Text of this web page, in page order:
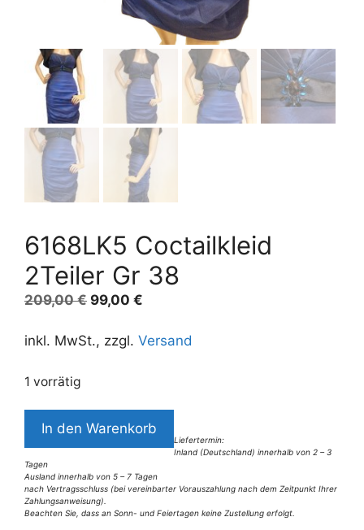
6168LK5 Coctailkleid
2Teiler Gr 38
209,00€ Ursprünglicher
war:
99,00 €
ist:
inkl. MwSt., zzgl. Versand
1 vorrätig
6168LK5
Coctailkleid
2Teiler
Gr
38
Menge
In den Warenkorb
Liefertermin:
Inland (Deutschland) innerhalb von 2 – 3
Tagen
Ausland innerhalb von 5 – 7 Tagen
nach Vertragsschluss (bei vereinbarter Vorauszahlung nach dem Zeitpunkt Ihrer
Zahlungsanweisung).
Beachten Sie, dass an Sonn- und Feiertagen keine Zustellung erfolgt.